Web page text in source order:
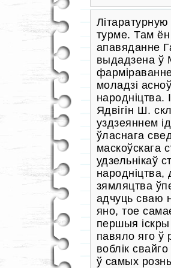
турме. Там
апавяданне
выдадзена ў
моладзі
народніцтва.
Ядвігін Ш.
уздзеяннем
ўласнага
маскоўскага
удзельнікаў
народніцтва,
зямляцтва
адчуць сваю
яно, тое
першыя
павяло яго ў
воблік
ў самых